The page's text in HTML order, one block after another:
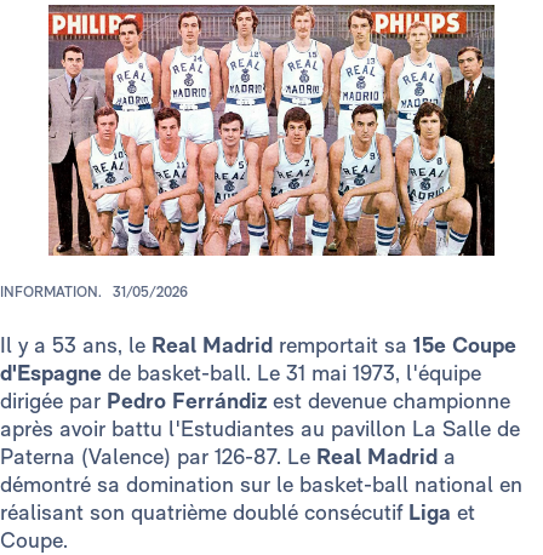
INFORMATION. 31/05/2026
Il y a 53 ans, le Real Madrid remportait sa 15e Coupe
d'Espagne de basket-ball. Le 31 mai 1973, l'équipe
dirigée par Pedro Ferrándiz est devenue championne
après avoir battu l'Estudiantes au pavillon La Salle de
Paterna (Valence) par 126-87. Le Real Madrid a
démontré sa domination sur le basket-ball national en
réalisant son quatrième doublé consécutif Liga et
Coupe.